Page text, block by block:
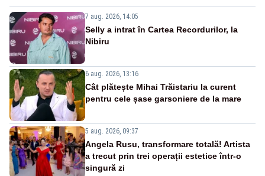
7 aug. 2026, 14:05
Selly a intrat în Cartea Recordurilor, la
Nibiru
6 aug. 2026, 13:16
Cât plătește Mihai Trăistariu la curent
pentru cele șase garsoniere de la mare
5 aug. 2026, 09:37
Angela Rusu, transformare totală! Artista
a trecut prin trei operații estetice într-o
singură zi